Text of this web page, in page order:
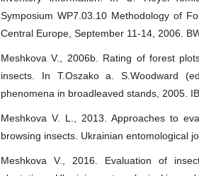
Symposium WP7.03.10 Methodology of
Central Europe, September 11-14, 2006.
Meshkova V., 2006b. Rating of forest
insects. In T.Oszako a. S.Woodward
phenomena in broadleaved stands, 2005.
Meshkova V. L., 2013. Approaches to
browsing insects. Ukrainian entomological
Meshkova V., 2016. Evaluation of